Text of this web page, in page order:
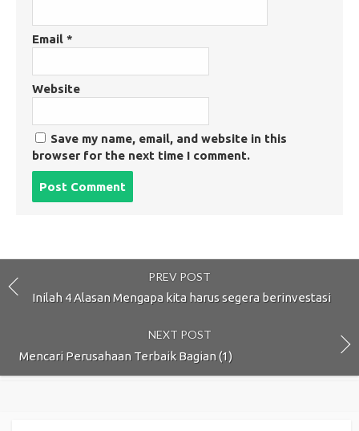
Email *
Website
Save my name, email, and website in this
browser for the next time I comment.
PREV POST
Inilah 4 Alasan Mengapa kita harus segera berinvestasi
NEXT POST
Mencari Perusahaan Terbaik Bagian (1)